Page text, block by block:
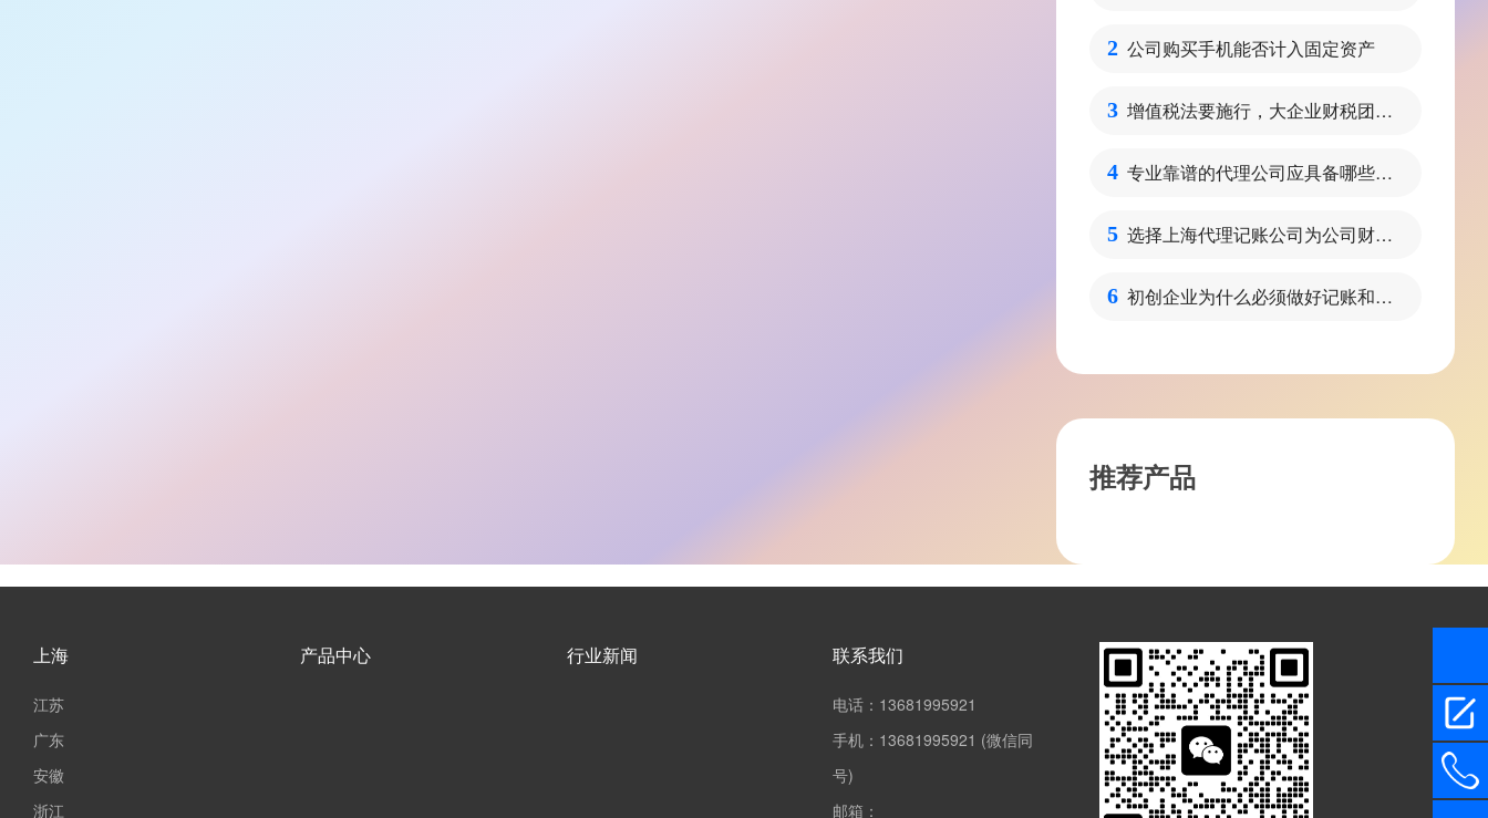
2 公司购买手机能否计入固定资产
3 增值税法要施行，大企业财税团队
4 专业靠谱的代理公司应具备哪些特
5 选择上海代理记账公司为公司财税
6 初创企业为什么必须做好记账和报
推荐产品
上海
江苏
广东
安徽
浙江
产品中心 行业新闻 联系我们
电话：13681995921
手机：13681995921 (微信同
号)
邮箱：